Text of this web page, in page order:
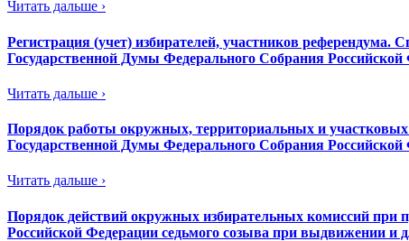
Читать дальше ›
Регистрация (учет) избирателей, участников референдума.
Государственной Думы Федерального Собрания Российской
Читать дальше ›
Порядок работы окружных, территориальных и участковых
Государственной Думы Федерального Собрания Российской
Читать дальше ›
Порядок действий окружных избирательных комиссий при
Российской Федерации седьмого созыва при выдвижении и